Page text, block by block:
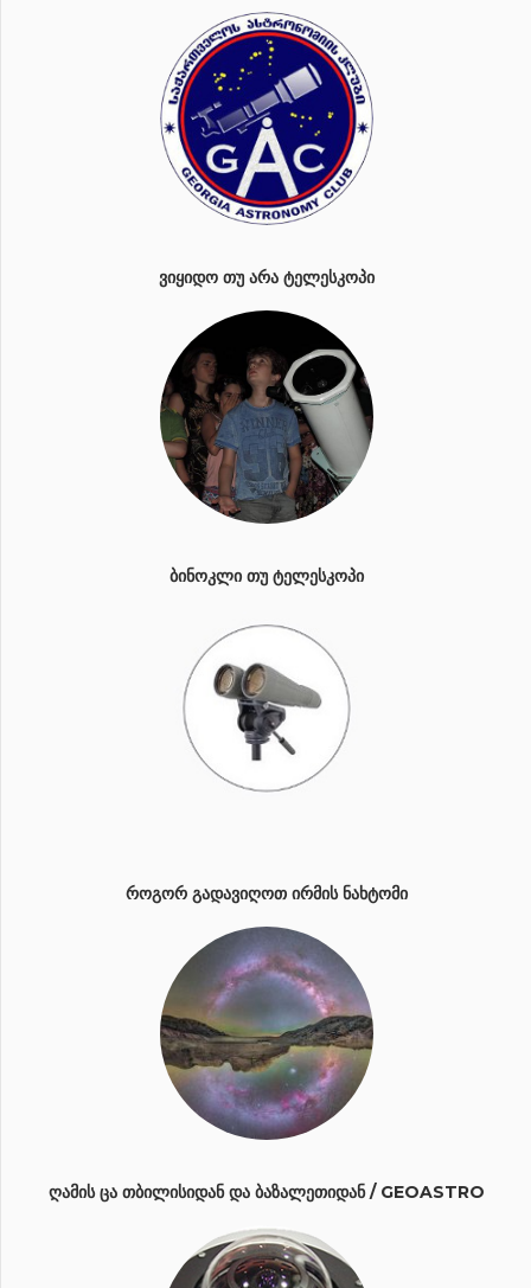
ᲕᲘᲧᲘᲓᲝ ᲗᲣ ᲐᲠᲐ ᲢᲔᲚᲔᲡᲙᲝᲞᲘ
ᲑᲘᲜᲝᲙᲚᲘ ᲗᲣ ᲢᲔᲚᲔᲡᲙᲝᲞᲘ
ᲠᲝᲒᲝᲠ ᲒᲐᲓᲐᲕᲘᲦᲝᲗ ᲘᲠᲛᲘᲡ ᲜᲐᲮᲢᲝᲛᲘ
ᲦᲐᲛᲘᲡ ᲪᲐ ᲗᲑᲘᲚᲘᲡᲘᲓᲐᲜ ᲓᲐ ᲑᲐᲖᲐᲚᲔᲗᲘᲓᲐᲜ / GEOASTRO